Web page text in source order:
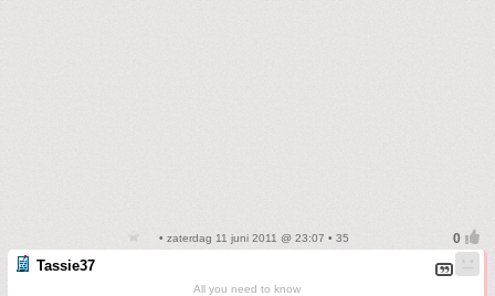
• zaterdag 11 juni 2011 @ 23:07 • 35
Tassie37
All you need to know